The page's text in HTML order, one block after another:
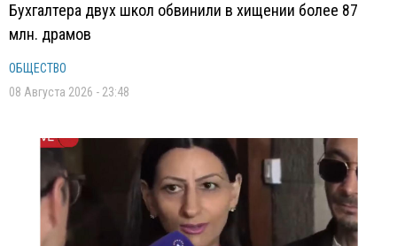
Бухгалтера двух школ обвинили в хищении более 87
млн. драмов
ОБЩЕСТВО
08 Августа 2026 - 23:48